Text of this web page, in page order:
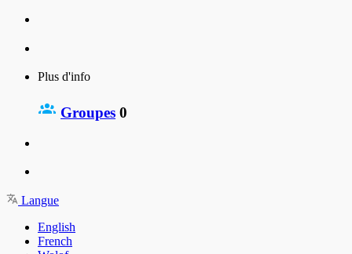
Plus d'info
Groupes 0
Langue
English
French